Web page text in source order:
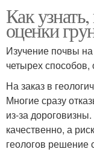
Как
оценки
Изучение почвы
четырех
На заказ в
Многие сразу
из-за
качественно, а
геологов